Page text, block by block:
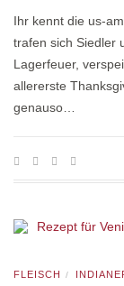
Ihr kennt die us-
trafen sich Siedler
Lagerfeuer,
allererste
genauso…
FLEISCH /